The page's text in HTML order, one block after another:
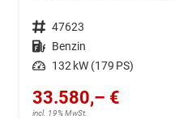
Fahrzeugnr. 47623
Kraftstoff Benzin
Leistung 132 kW (179 PS)
33.580,– €
incl. 19% MwSt.